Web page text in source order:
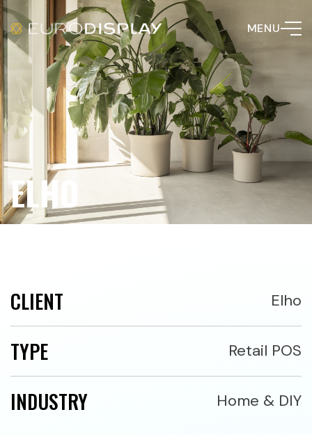
MENU
ELHO
CLIENT Elho
TYPE Retail POS
INDUSTRY Home & DIY